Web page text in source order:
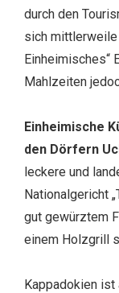
durch den
sich mittlerweile
Einheimisches“
Mahlzeiten
Einheimische
den Dörfern
leckere und
Nationalgericht
gut gewürztem
einem Holzgrill
Kappadokien ist